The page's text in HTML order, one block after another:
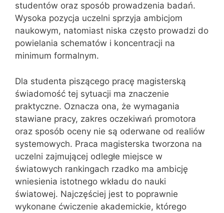
studentów oraz sposób prowadzenia badań.
Wysoka pozycja uczelni sprzyja ambicjom
naukowym, natomiast niska często prowadzi do
powielania schematów i koncentracji na
minimum formalnym.
Dla studenta piszącego pracę magisterską
świadomość tej sytuacji ma znaczenie
praktyczne. Oznacza ona, że wymagania
stawiane pracy, zakres oczekiwań promotora
oraz sposób oceny nie są oderwane od realiów
systemowych. Praca magisterska tworzona na
uczelni zajmującej odległe miejsce w
światowych rankingach rzadko ma ambicję
wniesienia istotnego wkładu do nauki
światowej. Najczęściej jest to poprawnie
wykonane ćwiczenie akademickie, którego